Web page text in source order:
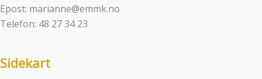
Epost: marianne@emmk.no
Telefon: 48 27 34 23
Sidekart